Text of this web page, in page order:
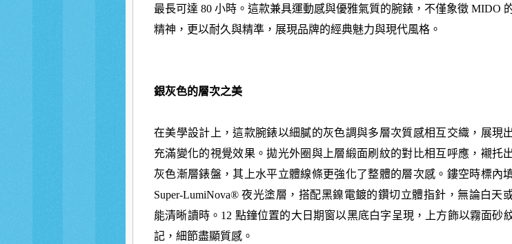
最長可達 80 小時。這款兼具運動感與優雅氣質的腕錶，不僅象徵 MIDO
精神，更以耐久與精準，展現品牌的經典魅力與現代風格。
銀灰色的層次之美
在美學設計上，這款腕錶以細膩的灰色調與多層次質感相互交織，展現
充滿變化的視覺效果 。拋光外圈與上層緞面刷紋的對比相互呼應，襯托
灰色漸層錶盤，其上水平立體線條更強化了整體的層次感。鏤空時標內
Super-LumiNova® 夜光塗層，搭配黑鎳電鍍的鑽切立體指針，無論白天
能清晰讀時。12 點鐘位置的大日期窗以黑底白字呈現，上方飾以霧面砂
記 ，細節盡顯質感。